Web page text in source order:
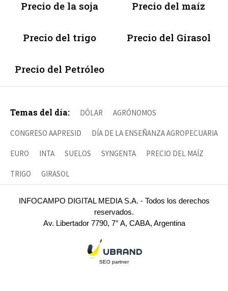
Precio de la soja Precio del maíz
Precio del trigo Precio del Girasol
Precio del Petróleo
Temas del día: DÓLAR AGRÓNOMOS
CONGRESO AAPRESID DÍA DE LA ENSEÑANZA AGROPECUARIA
EURO INTA SUELOS SYNGENTA PRECIO DEL MAÍZ
TRIGO GIRASOL
INFOCAMPO DIGITAL MEDIA S.A. - Todos los derechos
reservados.
Av. Libertador 7790, 7° A, CABA, Argentina
SEO partner